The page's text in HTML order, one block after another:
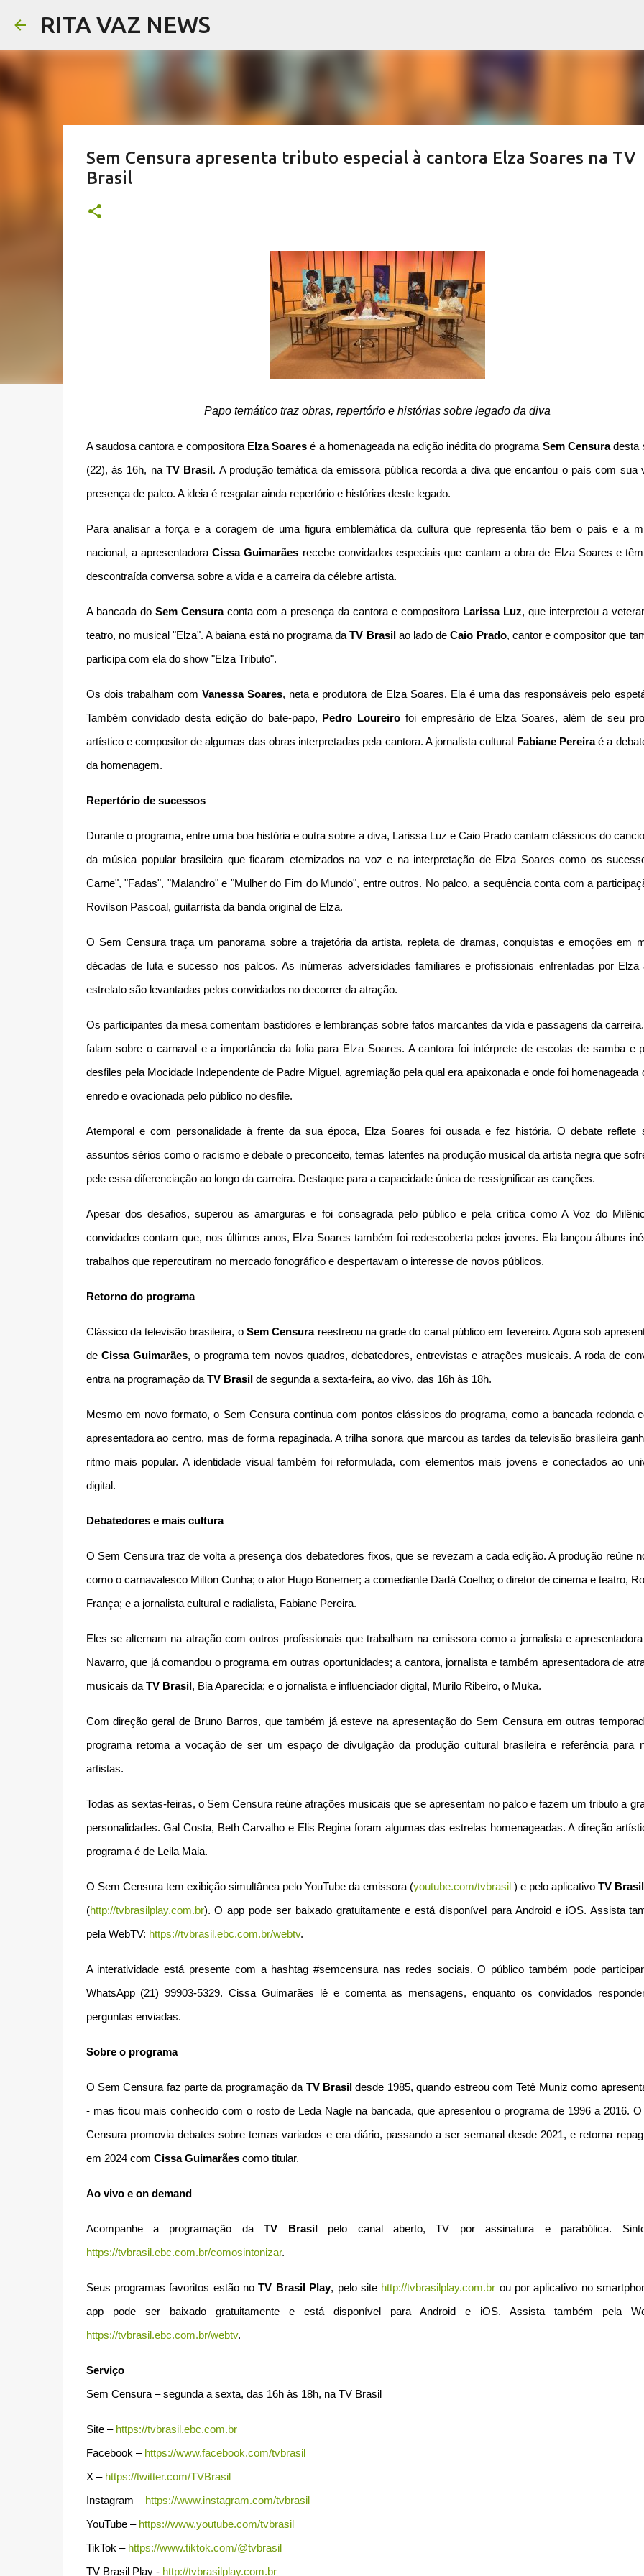
RITA VAZ NEWS
Sem Censura apresenta tributo especial à cantora Elza Soares na TV
Brasil
Papo temático traz obras, repertório e histórias sobre legado da diva
A saudosa cantora e compositora Elza Soares é a homenageada na edição inédita do programa Sem Censuradesta
(22), às 16h, na TV Brasil . A produção temática da emissora pública recorda a diva que encantou o país com sua
presença de palco. A ideia é resgatar ainda repertório e histórias deste legado.
Para analisar a força e a coragem de uma figura emblemática da cultura que representa tão bem o país e a
nacional, a apresentadoraCissa Guimarães recebe convidados especiais que cantam a obra de Elza Soares e
descontraída conversa sobre a vida e a carreira da célebre artista.
A bancada doSem Censuraconta com a presença da cantora e compositora Larissa Luz, que interpretou a
teatro, no musical "Elza". A baiana está no programa daTV Brasil ao lado deCaio Prado, cantor e compositor que
participa com ela do show "Elza Tributo".
Os dois trabalham com Vanessa Soares, neta e produtora de Elza Soares. Ela é uma das responsáveis pelo
Também convidado desta edição do bate-papo, Pedro Loureiro foi empresário de Elza Soares, além de seu
artístico e compositor de algumas das obras interpretadas pela cantora. A jornalista cultural Fabiane Pereiraé a
da homenagem.
Repertório de sucessos
Durante o programa, entre uma boa história e outra sobre a diva, Larissa Luz e Caio Prado cantam clássicos do
da música popular brasileira que ficaram eternizados na voz e na interpretação de Elza Soares como os
Carne", "Fadas", "Malandro" e "Mulher do Fim do Mundo", entre outros. No palco, a sequência conta com a
Rovilson Pascoal, guitarrista da banda original de Elza.
O Sem Censura traça um panorama sobre a trajetória da artista, repleta de dramas, conquistas e emoções em
décadas de luta e sucesso nos palcos. As inúmeras adversidades familiares e profissionais enfrentadas por Elza
estrelato são levantadas pelos convidados no decorrer da atração.
Os participantes da mesa comentam bastidores e lembranças sobre fatos marcantes da vida e passagens da
falam sobre o carnaval e a importância da folia para Elza Soares. A cantora foi intérprete de escolas de samba e
desfiles pela Mocidade Independente de Padre Miguel, agremiação pela qual era apaixonada e onde foi homenageada
enredo e ovacionada pelo público no desfile.
Atemporal e com personalidade à frente da sua época, Elza Soares foi ousada e fez história. O debate reflete
assuntos sérios como o racismo e debate o preconceito, temas latentes na produção musical da artista negra que
pele essa diferenciação ao longo da carreira. Destaque para a capacidade única de ressignificar as canções.
Apesar dos desafios, superou as amarguras e foi consagrada pelo público e pela crítica como A Voz do
convidados contam que, nos últimos anos, Elza Soares também foi redescoberta pelos jovens. Ela lançou álbuns
trabalhos que repercutiram no mercado fonográfico e despertavam o interesse de novos públicos.
Retorno do programa
Clássico da televisão brasileira, o Sem Censurareestreou na grade do canal público em fevereiro. Agora sob
de Cissa Guimarães, o programa tem novos quadros, debatedores, entrevistas e atrações musicais. A roda de
entra na programação da TV Brasil de segunda a sexta-feira, ao vivo, das 16h às 18h.
Mesmo em novo formato, o Sem Censura continua com pontos clássicos do programa, como a bancada redonda
apresentadora ao centro, mas de forma repaginada. A trilha sonora que marcou as tardes da televisão brasileira
ritmo mais popular. A identidade visual também foi reformulada, com elementos mais jovens e conectados ao
digital.
Debatedores e mais cultura
O Sem Censura traz de volta a presença dos debatedores fixos, que se revezam a cada edição. A produção reúne
como o carnavalesco Milton Cunha; o ator Hugo Bonemer; a comediante Dadá Coelho; o diretor de cinema e teatro,
França; e a jornalista cultural e radialista, Fabiane Pereira.
Eles se alternam na atração com outros profissionais que trabalham na emissora como a jornalista e
Navarro, que já comandou o programa em outras oportunidades; a cantora, jornalista e também apresentadora de
musicais da TV Brasil , Bia Aparecida; e o jornalista e influenciador digital, Murilo Ribeiro, o Muka.
Com direção geral de Bruno Barros, que também já esteve na apresentação do Sem Censura em outras
programa retoma a vocação de ser um espaço de divulgação da produção cultural brasileira e referência para
artistas.
Todas as sextas-feiras, o Sem Censura reúne atrações musicais que se apresentam no palco e fazem um tributo a
personalidades. Gal Costa, Beth Carvalho e Elis Regina foram algumas das estrelas homenageadas. A direção
programa é de Leila Maia.
O Sem Censura tem exibição simultânea pelo YouTube da emissora (youtube.com/tvbrasil ) e pelo aplicativo TV
(http://tvbrasilplay.com.br). O app pode ser baixado gratuitamente e está disponível para Android e iOS. Assista
pela WebTV: https://tvbrasil.ebc.com.br/webtv.
A interatividade está presente com a hashtag #semcensura nas redes sociais. O público também pode
WhatsApp (21) 99903-5329. Cissa Guimarães lê e comenta as mensagens, enquanto os convidados
perguntas enviadas.
Sobre o programa
O Sem Censura faz parte da programação da TV Brasil desde 1985, quando estreou com Tetê Muniz como
- mas ficou mais conhecido com o rosto de Leda Nagle na bancada, que apresentou o programa de 1996 a 2016.
Censura promovia debates sobre temas variados e era diário, passando a ser semanal desde 2021, e retorna
em 2024 com Cissa Guimarãescomo titular.
Ao vivo e on demand
Acompanhe a programação daTV Brasil pelo canal aberto, TV por assinatura e parabólica.
https://tvbrasil.ebc.com.br/comosintonizar.
Seus programas favoritos estão noTV Brasil Play, pelo site http://tvbrasilplay.com.br ou por aplicativo no
app pode ser baixado gratuitamente e está disponível para Android e iOS. Assista também pela
https://tvbrasil.ebc.com.br/webtv.
Serviço
Sem Censura – segunda a sexta, das 16h às 18h, na TV Brasil
Site – https://tvbrasil.ebc.com.br
Facebook – https://www.facebook.com/tvbrasil
X – https://twitter.com/TVBrasil
Instagram – https://www.instagram.com/tvbrasil
YouTube – https://www.youtube.com/tvbrasil
TikTok – https://www.tiktok.com/@tvbrasil
TV Brasil Play - http://tvbrasilplay.com.br